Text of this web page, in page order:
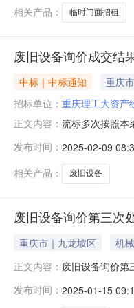
相关产品：
临时门面招租
废旧设备询价成交结
中标｜中标通知 重庆
招标单位： 重庆理工大资产
正文内容： 流标多次按照本
目执行方：重庆
发布时间： 2025-02-09
相关产品：
废旧设备
废旧设备询价第三次
重庆市｜九龙坡区 机
正文内容： 废旧设备询价
见附件
发布时间： 2025-01-15